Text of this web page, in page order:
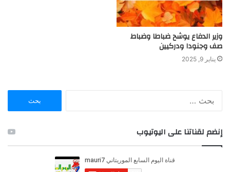
وزير الدفاع يوشح ضباطا وضباط
صف وجنودا ودركيين
يناير 9, 2025
ن
إنضم لقناتنا على اليوتيوب